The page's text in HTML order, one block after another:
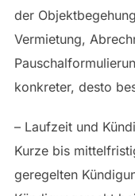
der
Vermietung,
konkreter, desto
– Laufzeit und
Kurze bis
geregelten